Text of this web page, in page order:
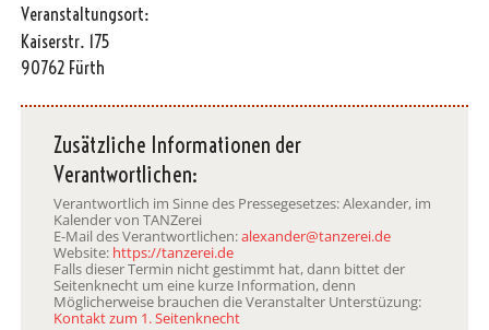
Veranstaltungsort:
Kaiserstr. 175
90762 Fürth
Zusätzliche Informationen der
Verantwortlichen:
Verantwortlich im Sinne des Pressegesetzes: Alexander, im
Kalender von TANZerei
E-Mail des Verantwortlichen:alexander@tanzerei.de
Website: https://tanzerei.de
Falls dieser Termin nicht gestimmt hat, dann bittet der
Seitenknecht um eine kurze Information, denn
Möglicherweise brauchen die Veranstalter Unterstüzung:
Kontakt zum 1. Seitenknecht